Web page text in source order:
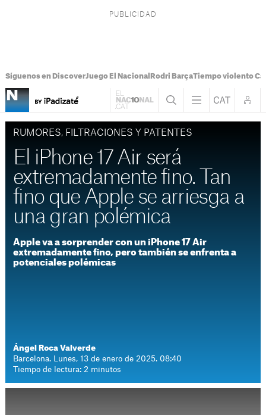
Síguenos en DiscoverJuego El Nacional Rodri BarçaTiempo violento
RUMORES, FILTRACIONES Y PATENTES
El iPhone 17 Air será
extremadamente fino. Tan
fino que Apple se arriesga a
una gran polémica
Apple va a sorprender con un iPhone 17 Air
extremadamente fino, pero también se enfrenta a
potenciales polémicas
Ángel Roca Valverde
Barcelona. Lunes, 13 de enero de 2025. 08:40
Tiempo de lectura: 2 minutos